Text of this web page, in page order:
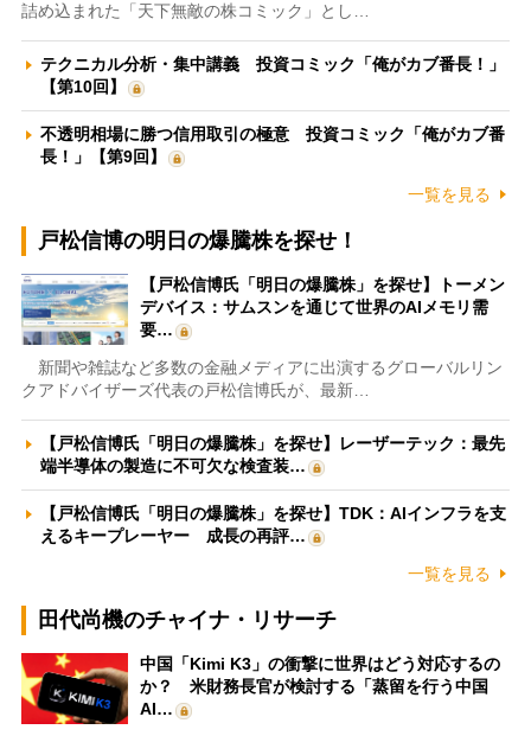
詰め込まれた「天下無敵の株コミック」とし…
テクニカル分析・集中講義 投資コミック「俺がカブ番長！」
【第10回】
不透明相場に勝つ信用取引の極意 投資コミック「俺がカブ番
長！」【第9回】
一覧を見る
戸松信博の明日の爆騰株を探せ！
【戸松信博氏「明日の爆騰株」を探せ】トーメン
デバイス：サムスンを通じて世界のAIメモリ需
要…
新聞や雑誌など多数の金融メディアに出演するグローバルリン
クアドバイザーズ代表の戸松信博氏が、最新…
【戸松信博氏「明日の爆騰株」を探せ】レーザーテック：最先
端半導体の製造に不可欠な検査装…
【戸松信博氏「明日の爆騰株」を探せ】TDK：AIインフラを支
えるキープレーヤー 成長の再評…
一覧を見る
田代尚機のチャイナ・リサーチ
中国「Kimi K3」の衝撃に世界はどう対応するの
か？ 米財務長官が検討する「蒸留を行う中国
AI…